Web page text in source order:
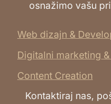
osnažimo vašu
Web dizajn &
Digitalni marketing
Content Creation
Kontaktiraj nas,